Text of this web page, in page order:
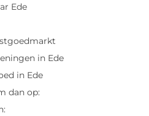
Ede
in Ede
in Ede
dan op: